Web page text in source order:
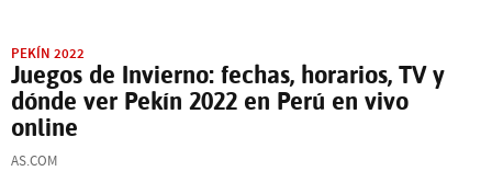
PEKÍN 2022
Juegos de Invierno: fechas, horarios, TV y
dónde ver Pekín 2022 en Perú en vivo
online
AS.COM